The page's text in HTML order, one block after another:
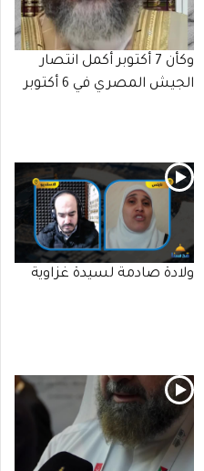
وكأن 7 أكتوبر أكمل انتصار
الجيش المصري في 6 أكتوبر
ولادة صادمة لسيدة غزاوية